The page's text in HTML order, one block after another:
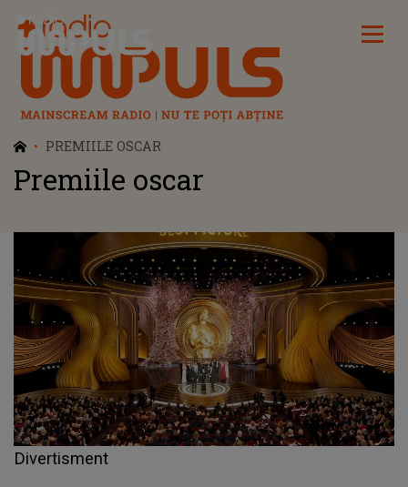
Radio Impuls
PREMIILE OSCAR
Premiile oscar
Divertisment